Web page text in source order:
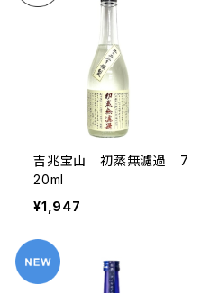
吉兆宝山 初蒸無濾過 7
20ml
¥1,947